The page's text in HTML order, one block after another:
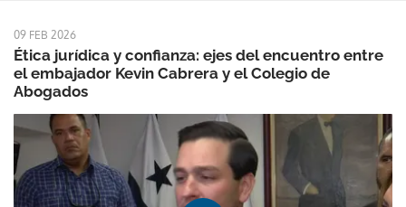
09 FEB 2026
Ética jurídica y confianza: ejes del encuentro entre
el embajador Kevin Cabrera y el Colegio de
Abogados